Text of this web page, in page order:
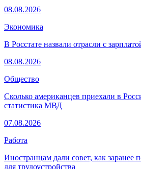
08.08.2026
Экономика
В Росстате назвали отрасли с
08.08.2026
Общество
Сколько американцев приехали в
статистика МВД
07.08.2026
Работа
Иностранцам дали совет, как заранее
для трудоустройства